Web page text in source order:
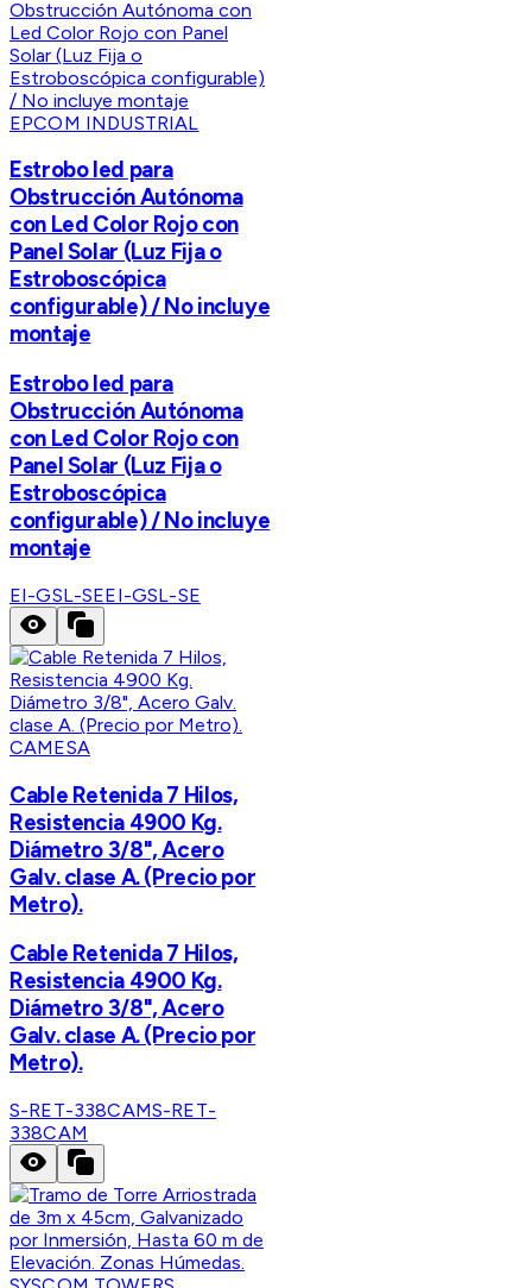
EPCOM INDUSTRIAL
Estrobo led para
Obstrucción Autónoma
con Led Color Rojo con
Panel Solar (Luz Fija o
Estroboscópica
configurable) / No incluye
montaje
Estrobo led para
Obstrucción Autónoma
con Led Color Rojo con
Panel Solar (Luz Fija o
Estroboscópica
configurable) / No incluye
montaje
EI-GSL-SEEI-GSL-SE
CAMESA
Cable Retenida 7 Hilos,
Resistencia 4900 Kg.
Diámetro 3/8", Acero
Galv. clase A. (Precio por
Metro).
Cable Retenida 7 Hilos,
Resistencia 4900 Kg.
Diámetro 3/8", Acero
Galv. clase A. (Precio por
Metro).
S-RET-338CAMS-RET-
338CAM